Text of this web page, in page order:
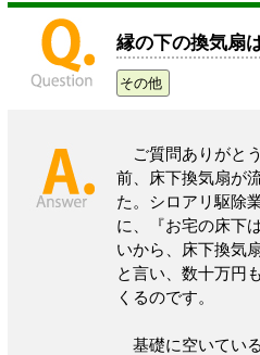
縁の下の換気扇
その他
ご質問ありがと
前、床下換気扇が
た。シロアリ駆除
に、『お宅の床下
いから、床下換気
と言い、数十万円
くるのです。
基礎に空いてい